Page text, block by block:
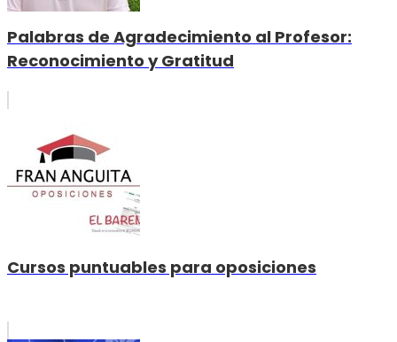
Palabras de Agradecimiento al Profesor:
Reconocimiento y Gratitud
Cursos puntuables para oposiciones